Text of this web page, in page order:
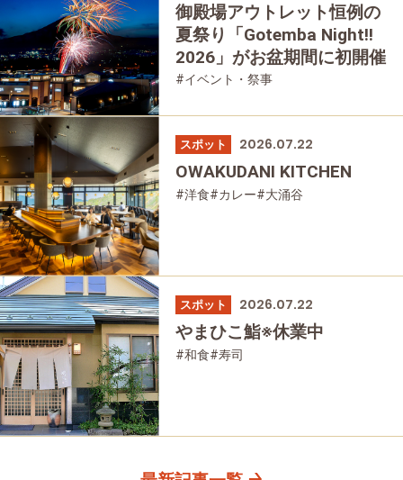
御殿場アウトレット恒例の
夏祭り「Gotemba Night!!
2026」がお盆期間に初開催
#イベント・祭事
スポット 2026.07.22
OWAKUDANI KITCHEN
#洋食#カレー#大涌谷
スポット 2026.07.22
やまひこ鮨※休業中
#和食#寿司